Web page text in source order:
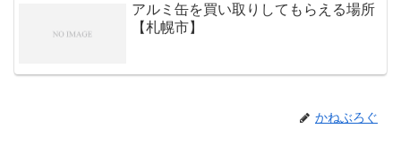
アルミ缶を買い取りしてもらえる場所
【札幌市】
かねぶろぐ